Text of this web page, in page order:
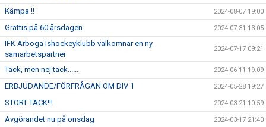
Kämpa !! 2024-08-07 19:00
Grattis på 60 årsdagen 2024-07-31 13:05
IFK Arboga Ishockeyklubb välkomnar en ny
samarbetspartner
2024-07-17 09:21
Tack, men nej tack...... 2024-06-11 19:09
ERBJUDANDE/FÖRFRÅGAN OM DIV 1 2024-05-28 19:27
STORT TACK!!! 2024-03-21 10:59
Avgörandet nu på onsdag 2024-03-17 21:40